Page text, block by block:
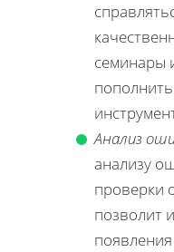
семинары
Анализ
анализу
проверки
позволит